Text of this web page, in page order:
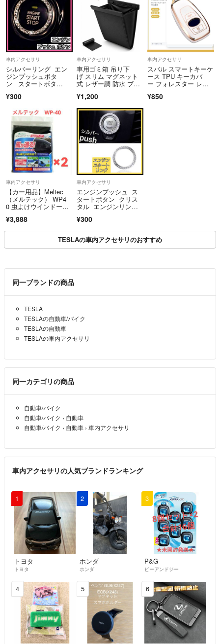
車内アクセサリ
シルバーリング エン
ジンプッシュボタ
ン スタートボタ
¥300
車内アクセサリ
車用ゴミ箱 吊り下
げ スリム マグネット
式 レザー調 防水 ブラ
¥1,200
車内アクセサリ
スバル スマートキーケ
ース TPU キーカバ
ー フォレスター レヴ
¥850
車内アクセサリ
【カー用品】Meltec
（メルテック） WP4
0 虫よけウインドーネ
バーシブルタイプ 1枚
入 2セット
¥3,888
車内アクセサリ
エンジンプッシュ ス
タートボタン クリス
タル エンジンリン
¥300
TESLAの車内アクセサリのおすすめ
同一ブランドの商品
TESLA
TESLAの自動車/バイク
TESLAの自動車
TESLAの車内アクセサリ
同一カテゴリの商品
自動車/バイク
自動車/バイク › 自動車
自動車/バイク › 自動車 › 車内アクセサリ
車内アクセサリの人気ブランドランキング
1
トヨタ
トヨタ
2
ホンダ
ホンダ
3
P&G
ピーアンドジー
4 5 6